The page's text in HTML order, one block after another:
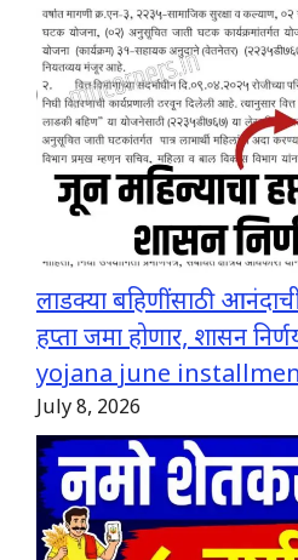
लाडक्या बहिणींसाठी
हप्ता जमा होणार, शासन
yojana june
July 8, 2026